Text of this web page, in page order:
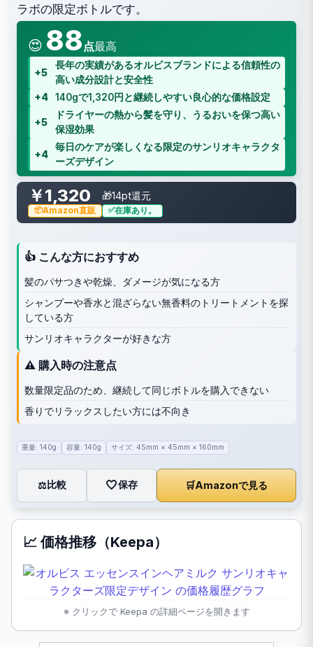
ラボの限定ボトルです。
😍 88 点最高
+5
長年の実績があるオルビスブランドによる信頼性の
高い成分設計と安全性
+4
140gで1,320円と継続しやすい良心的な価格設定
+5
ドライヤーの熱から髪を守り、うるおいを保つ高い
保湿効果
+4
毎日のケアが楽しくなる限定のサンリオキャラクタ
ーズデザイン
￥1,320 🎁14pt還元
Amazon直販 在庫あり。
👍 こんな方におすすめ
髪のパサつきや乾燥、ダメージが気になる方
シャンプーや香水と混ざらない無香料のトリートメントを探
している方
サンリオキャラクターが好きな方
⚠️ 購入時の注意点
数量限定品のため、継続して同じボトルを購入できない
香りでリラックスしたい方には不向き
重量: 140g 容量: 140g サイズ: 45mm × 45mm × 160mm
⚖️比較 🤍保存 🛒Amazonで見る
📈 価格推移（Keepa）
※ クリックで Keepa の詳細ページを開きます